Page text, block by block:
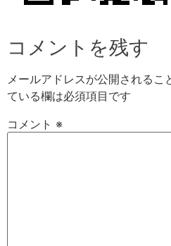
コメントを残す
メールアドレスが公開されるこ
ている欄は必須項目です
コメント ※